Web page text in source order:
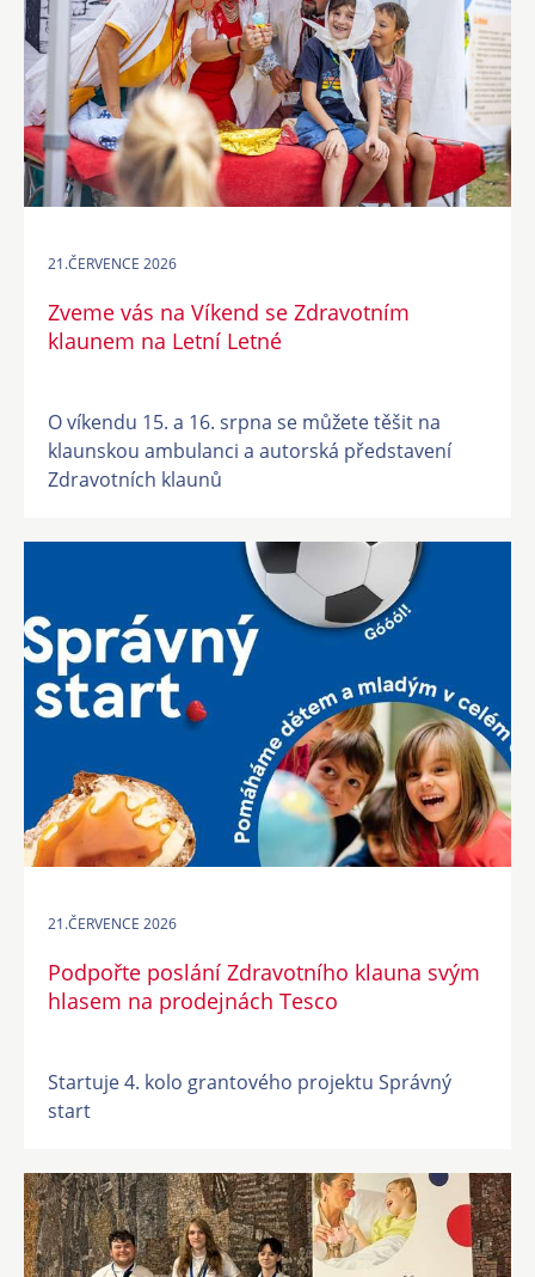
21.ČERVENCE 2026
Zveme vás na Víkend se Zdravotním
klaunem na Letní Letné
O víkendu 15. a 16. srpna se můžete těšit na
klaunskou ambulanci a autorská představení
Zdravotních klaunů
21.ČERVENCE 2026
Podpořte poslání Zdravotního klauna svým
hlasem na prodejnách Tesco
Startuje 4. kolo grantového projektu Správný
start